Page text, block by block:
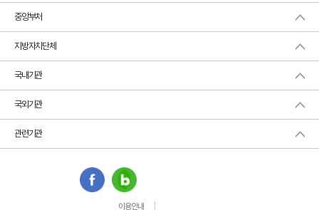
중앙부처
지방자치단체
국내기관
국외기관
관련기관
이용안내